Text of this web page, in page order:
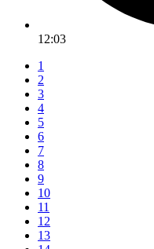
12:03
1
2
3
4
5
6
7
8
9
10
11
12
13